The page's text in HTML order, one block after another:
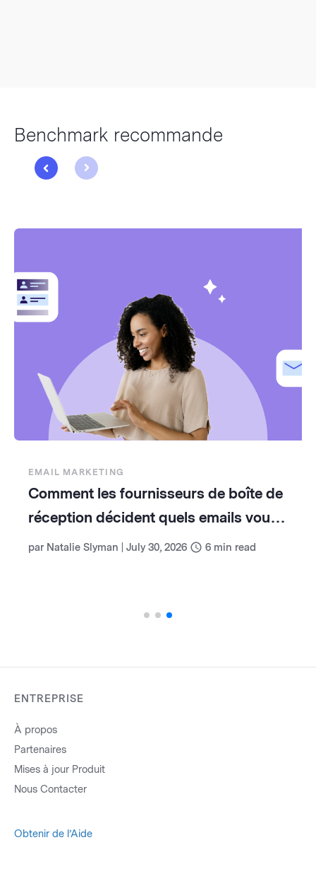
Benchmark recommande
EMAIL MARKETING
Comment les fournisseurs de boîte de
réception décident quels emails vous
voyez (et comment travailler avec eux)
par Natalie Slyman July 30, 2026 6 min read
ENTREPRISE
À propos
Partenaires
Mises à jour Produit
Nous Contacter
Obtenir de l’Aide